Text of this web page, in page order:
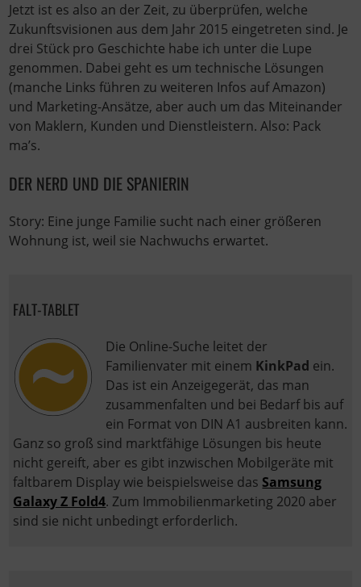
Jetzt ist es also an der Zeit, zu überprüfen, welche
Zukunftsvisionen aus dem Jahr 2015 eingetreten sind. Je
drei Stück pro Geschichte habe ich unter die Lupe
genommen. Dabei geht es um technische Lösungen
(manche Links führen zu weiteren Infos auf Amazon)
und Marketing-Ansätze, aber auch um das Miteinander
von Maklern, Kunden und Dienstleistern. Also: Pack
ma’s.
DER NERD UND DIE SPANIERIN
Story: Eine junge Familie sucht nach einer größeren
Wohnung ist, weil sie Nachwuchs erwartet.
FALT-TABLET
Die Online-Suche leitet der
Familienvater mit einem KinkPad ein.
Das ist ein Anzeigegerät, das man
zusammenfalten und bei Bedarf bis auf
ein Format von DIN A1 ausbreiten kann.
Ganz so groß sind marktfähige Lösungen bis heute
nicht gereift, aber es gibt inzwischen Mobilgeräte mit
faltbarem Display wie beispielsweise das Samsung
Galaxy Z Fold4. Zum Immobilienmarketing 2020 aber
sind sie nicht unbedingt erforderlich.